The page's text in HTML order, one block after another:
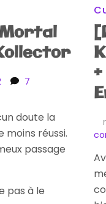
7
doute la
moins réussi.
passage
pas à le